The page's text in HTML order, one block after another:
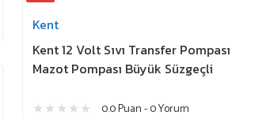
Kent
Kent 12 Volt Sıvı Transfer Pompası
Mazot Pompası Büyük Süzgeçli
0.0 Puan - 0 Yorum